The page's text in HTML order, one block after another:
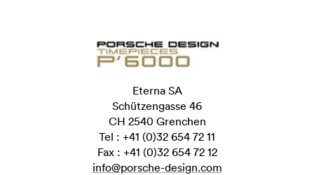
Eterna SA
Schützengasse 46
CH 2540 Grenchen
Tel : +41 (0)32 654 72 11
Fax : +41 (0)32 654 72 12
info@porsche-design.com